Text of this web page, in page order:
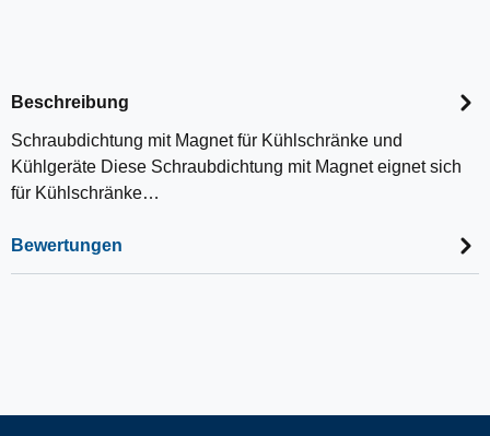
Beschreibung
Schraubdichtung mit Magnet für Kühlschränke und
Kühlgeräte Diese Schraubdichtung mit Magnet eignet sich
für Kühlschränke…
Bewertungen